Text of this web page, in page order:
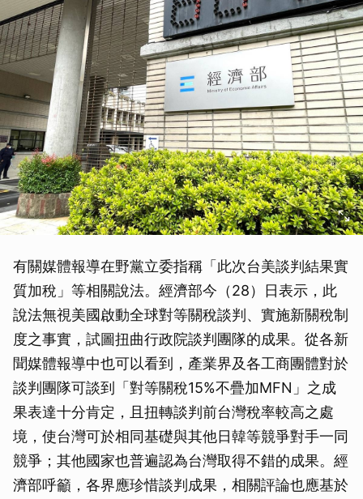
有關媒體報導在野黨立委指稱「此次台美談判結果實
質加稅」等相關說法。經濟部今（28）日表示，此
說法無視美國啟動全球對等關稅談判、實施新關稅制
度之事實，試圖扭曲行政院談判團隊的成果。從各新
聞媒體報導中也可以看到，產業界及各工商團體對於
談判團隊可談到「對等關稅15%不疊加MFN」之成
果表達十分肯定，且扭轉談判前台灣稅率較高之處
境，使台灣可於相同基礎與其他日韓等競爭對手一同
競爭；其他國家也普遍認為台灣取得不錯的成果。經
濟部呼籲，各界應珍惜談判成果，相關評論也應基於